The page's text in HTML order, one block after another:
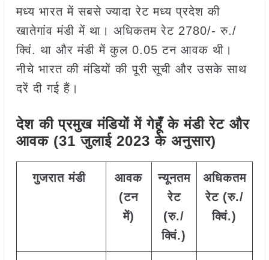
मध्य भारत में सबसे ज्यादा रेट मध्य प्रदेश की
खातेगांव मंडी में था। अधिकतम रेट 2780/- रु./
क्विं. था और मंडी में कुल 0.05 टन आवक थी।
नीचे भारत की मंडियों की पूरी सूची और उसके साथ
दरें दी गई हैं।
देश की प्रमुख मंडियों में गेहूँ के मंडी रेट और
आवक (31 जुलाई 2023 के अनुसार)
गुजरात मंडी
आवक
(टन
में)
न्यूनतम
रेट
(रु./
क्विं.)
अधिकतम
रेट (रु./
क्विं.)